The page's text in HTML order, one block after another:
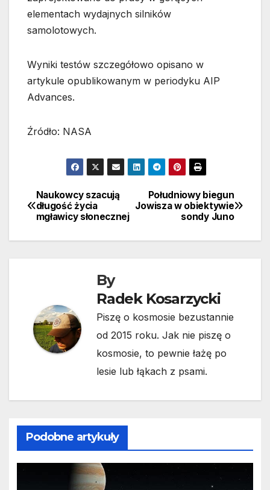
elementach wydajnych silników
samolotowych.
Wyniki testów szczegółowo opisano w
artykule opublikowanym w periodyku AIP
Advances.
Źródło: NASA
Nawigacja
wpisu
Południowy biegun
Jowisza w obiektywie
sondy Juno
Naukowcy szacują
długość życia
mgławicy słonecznej
By
Radek Kosarzycki
Piszę o kosmosie bezustannie
od 2015 roku. Jak nie piszę o
kosmosie, to pewnie łażę po
lesie lub łąkach z psami.
Podobne artykuły